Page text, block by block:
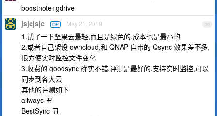
boostnote+gdrive
30
jsjcjsjc OP May 21, 2019
1.试了一下坚果云最轻,而且是绿色的,成本也是最小的
2.或者自己架设 owncloud,和 QNAP 自带的 Qsync 效果差不多,
很方便实时监控文件变化
3.收费的 goodsync 确实不错,评测是最好的,支持实时监控,可以
同步到各大云
其他的评测如下
allways-丑
BestSync-丑